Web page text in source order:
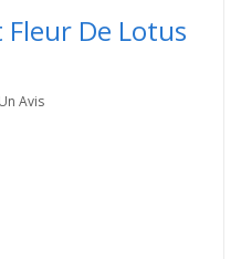
De Lotus
Avis